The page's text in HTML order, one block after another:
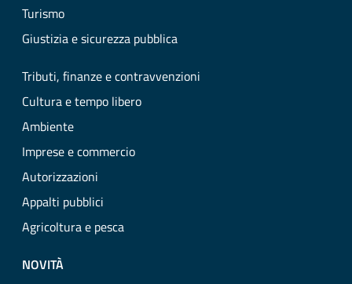
Turismo
Giustizia e sicurezza pubblica
Tributi, finanze e contravvenzioni
Cultura e tempo libero
Ambiente
Imprese e commercio
Autorizzazioni
Appalti pubblici
Agricoltura e pesca
NOVITÀ